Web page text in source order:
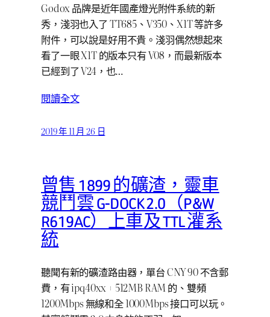
Godox 品牌是近年國產燈光附件系統的新
秀，淺羽也入了 TT685、V350、X1T 等許多
附件，可以說是好用不貴。淺羽偶然想起來
看了一眼 X1T 的版本只有 V08，而最新版本
已經到了 V24，也…
閱讀全文
2019 年 11 月 26 日
曾售 1899 的礦渣，靈車
競鬥雲 G-DOCK 2.0（P&W
R619AC）上車及 TTL 灌系
統
聽聞有新的礦渣路由器，單台 CNY 90 不含郵
費，有 ipq40xx + 512MB RAM 的、雙頻
1200Mbps 無線和全 1000Mbps 接口可以玩。